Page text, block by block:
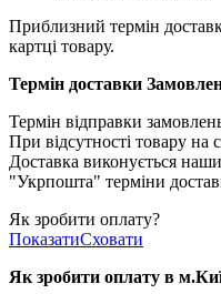
Приблизний термін
картці товару.
Термін доставки
Термін відправки
При відсутності товару на
Доставка виконується
"Укрпошта" терміни
Як зробити оплату?
ПоказатиСховати
Як зробити оплату в м.Ки